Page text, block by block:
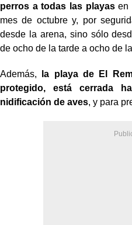
perros a todas las playasen
mes de octubre y, por
desde la arena, sino sólo
de ocho de la tarde a ocho de
Además,
la playa de El
protegido, está cerrada
nidificación de aves, y para